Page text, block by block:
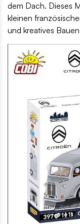
dem Dach. Dieses
kleinen
und kreatives